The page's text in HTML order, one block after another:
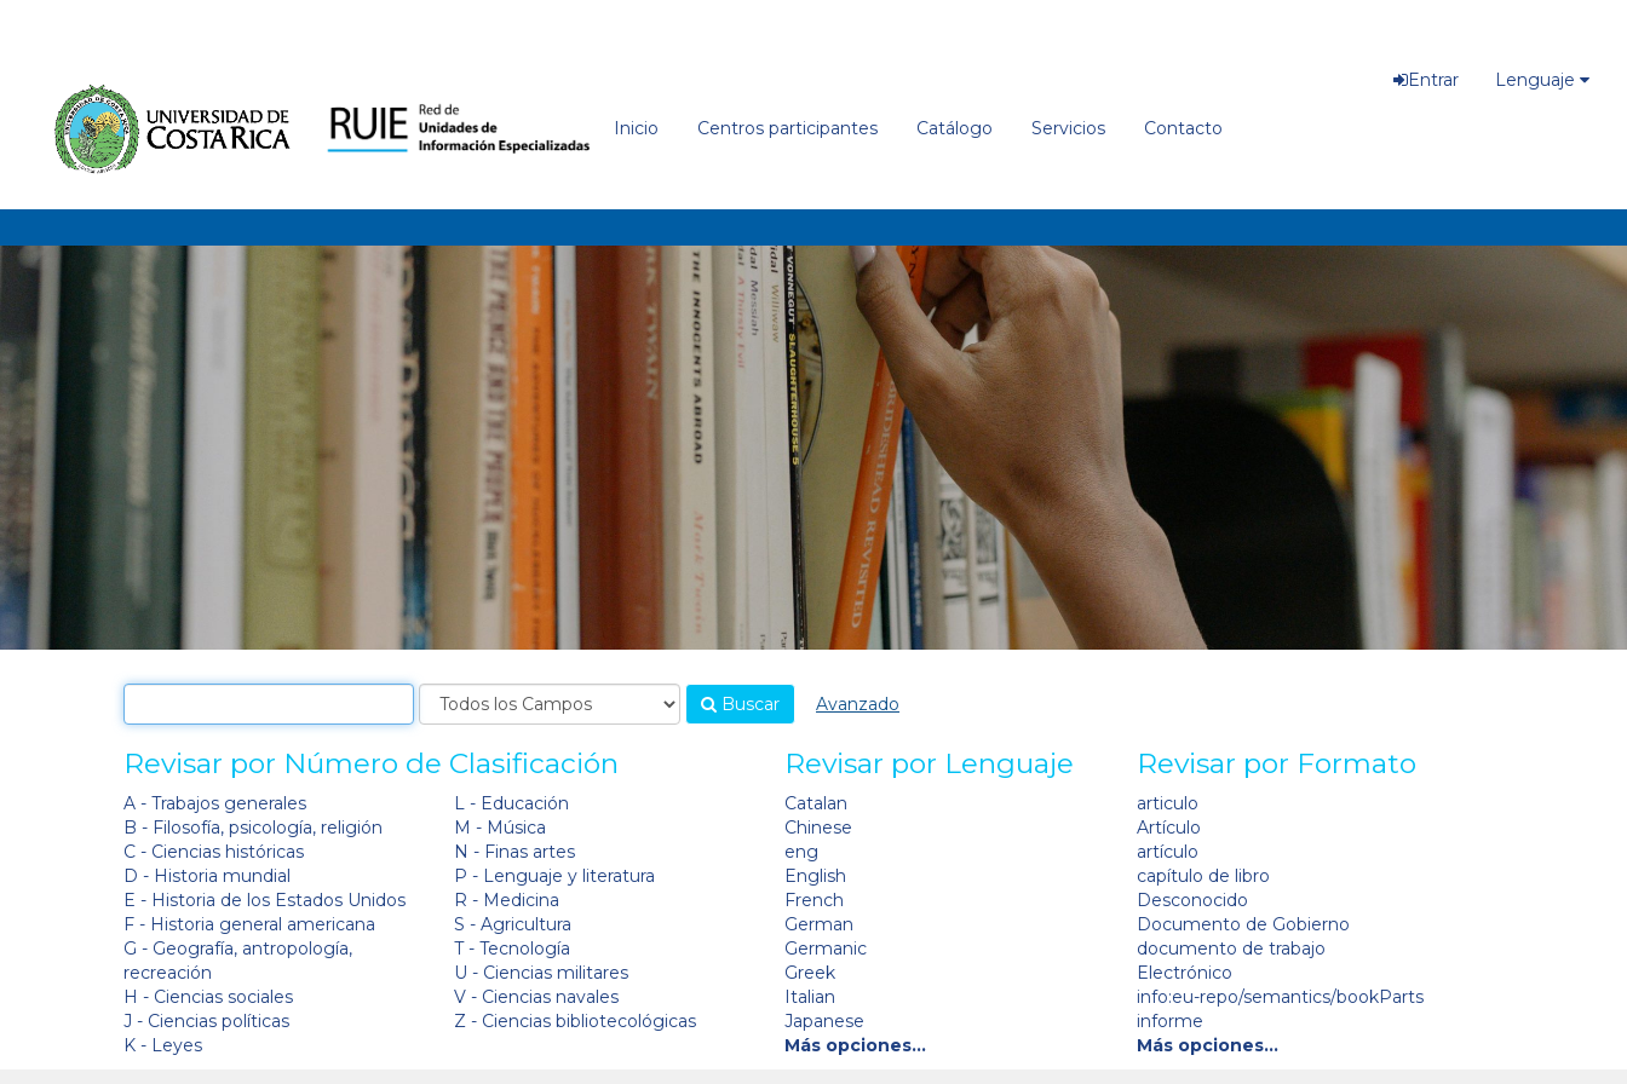
Inicio Centros participantes Catálogo Servicios Contacto
Entrar Lenguaje
Buscar Avanzado
Revisar por Número de Clasificación
A - Trabajos generales
B - Filosofía, psicología, religión
C - Ciencias históricas
D - Historia mundial
E - Historia de los Estados Unidos
F - Historia general americana
G - Geografía, antropología,
recreación
H - Ciencias sociales
J - Ciencias políticas
K - Leyes
L - Educación
M - Música
N - Finas artes
P - Lenguaje y literatura
R - Medicina
S - Agricultura
T - Tecnología
U - Ciencias militares
V - Ciencias navales
Z - Ciencias bibliotecológicas
Revisar por Lenguaje
Catalan
Chinese
eng
English
French
German
Germanic
Greek
Italian
Japanese
Más opciones…
Revisar por Formato
articulo
Artículo
artículo
capítulo de libro
Desconocido
Documento de Gobierno
documento de trabajo
Electrónico
info:eu-repo/semantics/bookParts
informe
Más opciones…